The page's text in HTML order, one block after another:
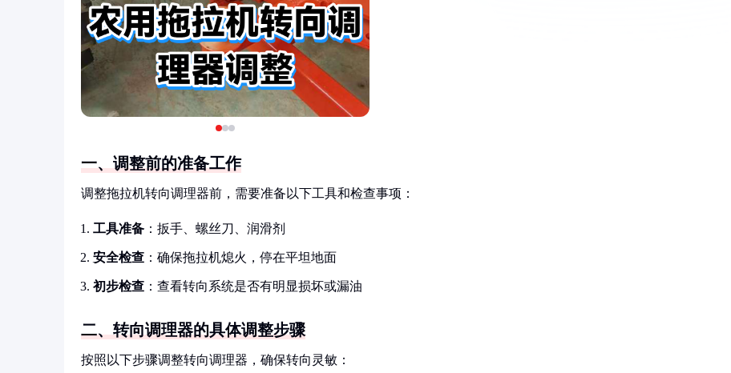
一、调整前的准备工作
调整拖拉机转向调理器前，需要准备以下工具和检查事项：
工具准备 ：扳手、螺丝刀、润滑剂
安全检查 ：确保拖拉机熄火，停在平坦地面
初步检查 ：查看转向系统是否有明显损坏或漏油
二、转向调理器的具体调整步骤
按照以下步骤调整转向调理器，确保转向灵敏：